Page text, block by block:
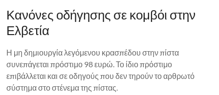
Κανόνες οδήγησης σε κομβόι στην
Ελβετία
Η μη δημιουργία λεγόμενου κρασπέδου στην πίστα
συνεπάγεται πρόστιμο 98 ευρώ. Το ίδιο πρόστιμο
επιβάλλεται και σε οδηγούς που δεν τηρούν το αρθρωτό
σύστημα στο στένεμα της πίστας.